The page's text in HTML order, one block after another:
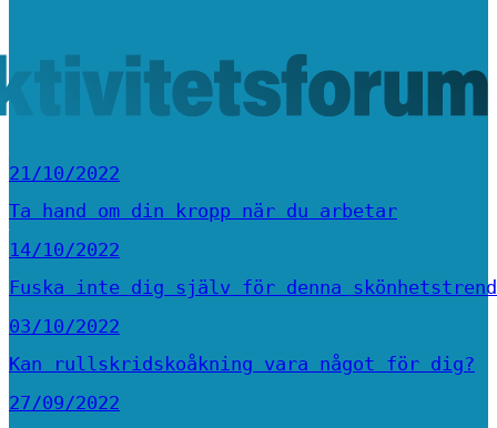
21/10/2022
Ta hand om din kropp när du arbetar
14/10/2022
Fuska inte dig själv för denna skönhetstrend
03/10/2022
Kan rullskridskoåkning vara något för dig?
27/09/2022